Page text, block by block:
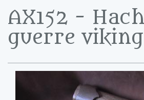
AX152 -
guerre viking